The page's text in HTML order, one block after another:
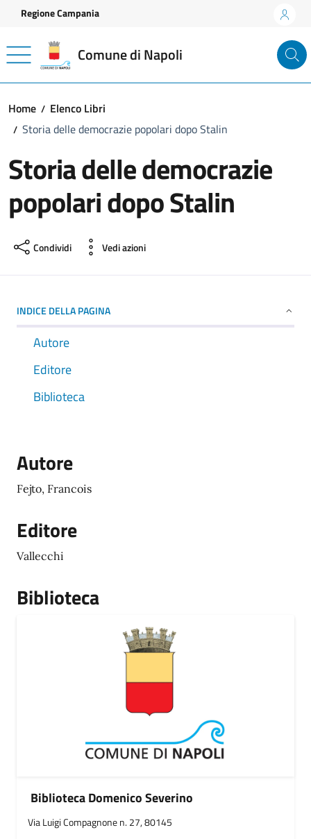
Vai ai contenuti
Vai al footer
Regione Campania
Comune di Napoli
Home
Elenco Libri
Storia delle democrazie popolari dopo Stalin
Storia delle democrazie
popolari dopo Stalin
Condividi Vedi azioni
INDICE DELLA PAGINA
Autore
Editore
Biblioteca
Autore
Fejto, Francois
Editore
Vallecchi
Biblioteca
Biblioteca Domenico Severino
Via Luigi Compagnone n. 27, 80145